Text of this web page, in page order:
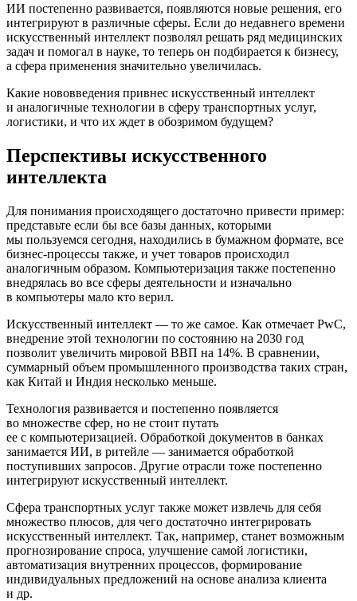
ИИ постепенно развивается, появляются новые решения, его
интегрируют в различные сферы. Если до недавнего времени
искусственный интеллект позволял решать ряд медицинских
задач и помогал в науке, то теперь он подбирается к бизнесу,
а сфера применения значительно увеличилась.
Какие нововведения привнес искусственный интеллект
и аналогичные технологии в сферу транспортных услуг,
логистики, и что их ждет в обозримом будущем?
Перспективы искусственного
интеллекта
Для понимания происходящего достаточно привести пример:
представьте если бы все базы данных, которыми
мы пользуемся сегодня, находились в бумажном формате, все
бизнес-процессы также, и учет товаров происходил
аналогичным образом. Компьютеризация также постепенно
внедрялась во все сферы деятельности и изначально
в компьютеры мало кто верил.
Искусственный интеллект — то же самое. Как отмечает PwC,
внедрение этой технологии по состоянию на 2030 год
позволит увеличить мировой ВВП на 14%. В сравнении,
суммарный объем промышленного производства таких стран,
как Китай и Индия несколько меньше.
Технология развивается и постепенно появляется
во множестве сфер, но не стоит путать
ее с компьютеризацией. Обработкой документов в банках
занимается ИИ, в ритейле — занимается обработкой
поступивших запросов. Другие отрасли тоже постепенно
интегрируют искусственный интеллект.
Сфера транспортных услуг также может извлечь для себя
множество плюсов, для чего достаточно интегрировать
искусственный интеллект. Так, например, станет возможным
прогнозирование спроса, улучшение самой логистики,
автоматизация внутренних процессов, формирование
индивидуальных предложений на основе анализа клиента
и др.